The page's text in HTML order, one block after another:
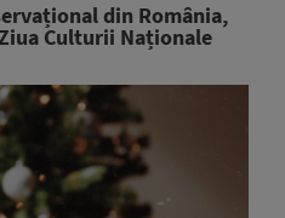
din România,
Culturii Naționale